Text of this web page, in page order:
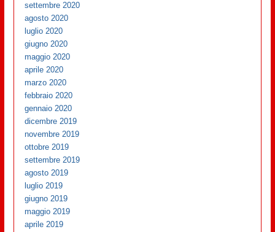
settembre 2020
agosto 2020
luglio 2020
giugno 2020
maggio 2020
aprile 2020
marzo 2020
febbraio 2020
gennaio 2020
dicembre 2019
novembre 2019
ottobre 2019
settembre 2019
agosto 2019
luglio 2019
giugno 2019
maggio 2019
aprile 2019